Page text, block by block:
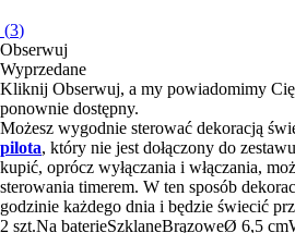
(3)
Obserwuj
Wyprzedane
Kliknij Obserwuj, a my powiadomimy
ponownie dostępny.
Możesz wygodnie sterować dekoracją
pilota, który nie jest dołączony do
kupić, oprócz wyłączania i włączania,
sterowania timerem. W ten sposób
godzinie każdego dnia i będzie świecić
2 szt.Na baterieSzklaneBrązoweØ 6,5 cm